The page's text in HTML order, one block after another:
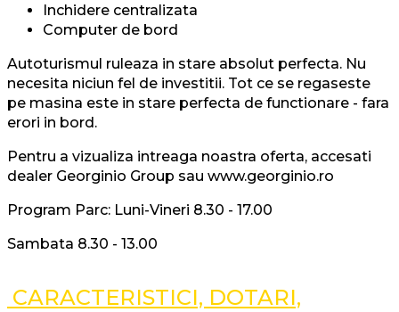
Inchidere centralizata
Computer de bord
Autoturismul ruleaza in stare absolut perfecta. Nu
necesita niciun fel de investitii. Tot ce se regaseste
pe masina este in stare perfecta de functionare - fara
erori in bord.
Pentru a vizualiza intreaga noastra oferta, accesati
dealer Georginio Group sau www.georginio.ro
Program Parc: Luni-Vineri 8.30 - 17.00
Sambata 8.30 - 13.00
CARACTERISTICI, DOTARI,